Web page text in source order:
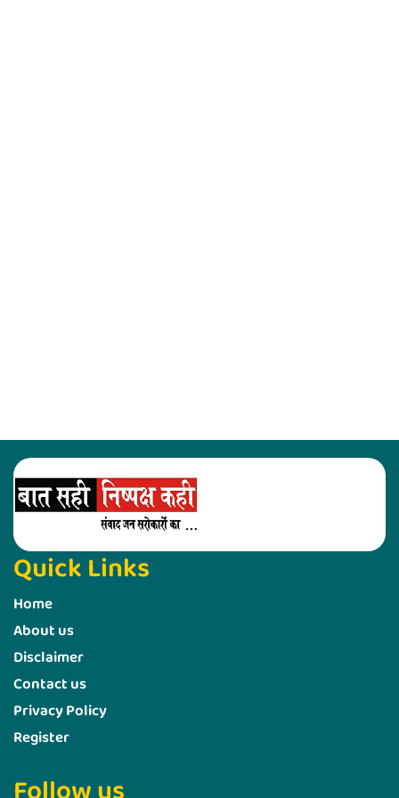
Quick Links
Home
About us
Disclaimer
Contact us
Privacy Policy
Register